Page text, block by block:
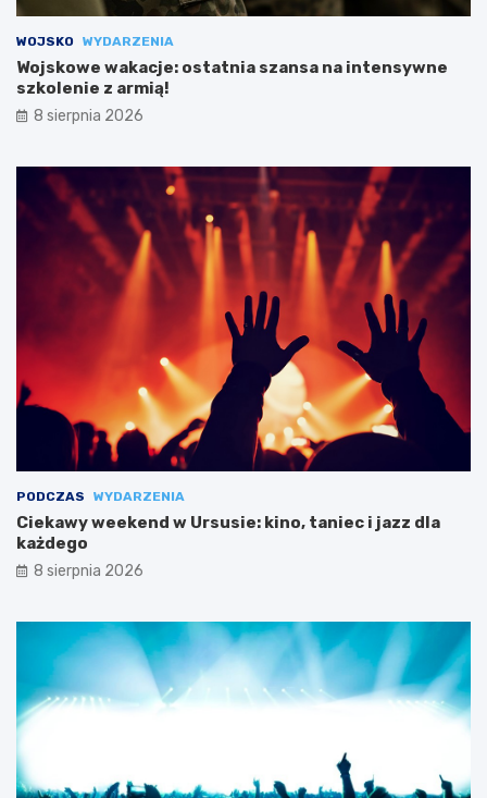
WOJSKO WYDARZENIA
Wojskowe wakacje: ostatnia szansa na intensywne
szkolenie z armią!
8 sierpnia 2026
PODCZAS WYDARZENIA
Ciekawy weekend w Ursusie: kino, taniec i jazz dla
każdego
8 sierpnia 2026